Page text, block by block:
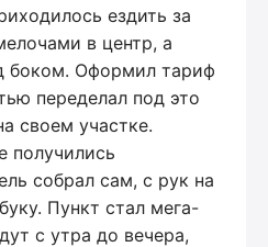
ездить за
в центр, а
боком. Оформил тариф
переделал под это
своем участке.
получились
собрал сам, с рук на
Пункт стал мега-
с утра до вечера,